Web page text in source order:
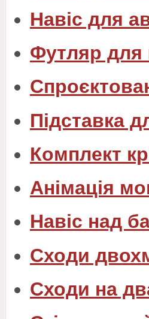
Навіс для
Футляр для
Підставка
Комплект
Анімація
Навіс над
Сходи
Сходи на